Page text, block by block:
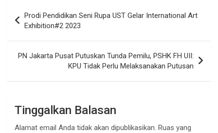
pos
Prodi Pendidikan Seni Rupa UST Gelar International Art
Exhibition#2 2023
PN Jakarta Pusat Putuskan Tunda Pemilu, PSHK FH UII:
KPU Tidak Perlu Melaksanakan Putusan
Tinggalkan Balasan
Alamat email Anda tidak akan dipublikasikan. Ruas yang